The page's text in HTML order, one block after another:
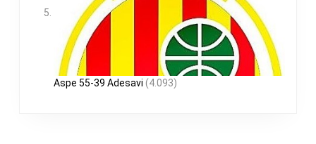
Aspe 55-39 Adesavi (4.093)